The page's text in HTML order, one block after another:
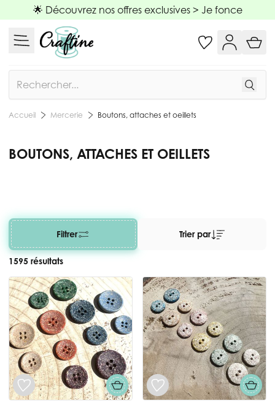
Allez au contenu
🌟 Découvrez nos offres exclusives > Je fonce
Accueil Mercerie Boutons, attaches et oeillets
BOUTONS, ATTACHES ET OEILLETS
Filtrer
1595 résultats
Trier par